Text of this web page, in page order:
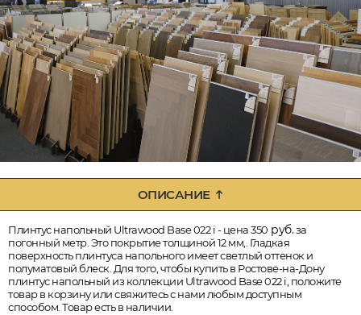
ОПИСАНИЕ
Плинтус напольный Ultrawood Base 022 i - цена 350 руб.за
погонный метр. Это покрытие толщиной 12 мм,. Гладкая
поверхность плинтуса напольного имеет светлый оттенок и
полуматовый блеск. Для того, чтобы купить в Ростове-на-Дону
плинтус напольный из коллекции Ultrawood Base 022 i, положите
товар в корзину или свяжитесь с нами любым доступным
способом. Товар есть в наличии.